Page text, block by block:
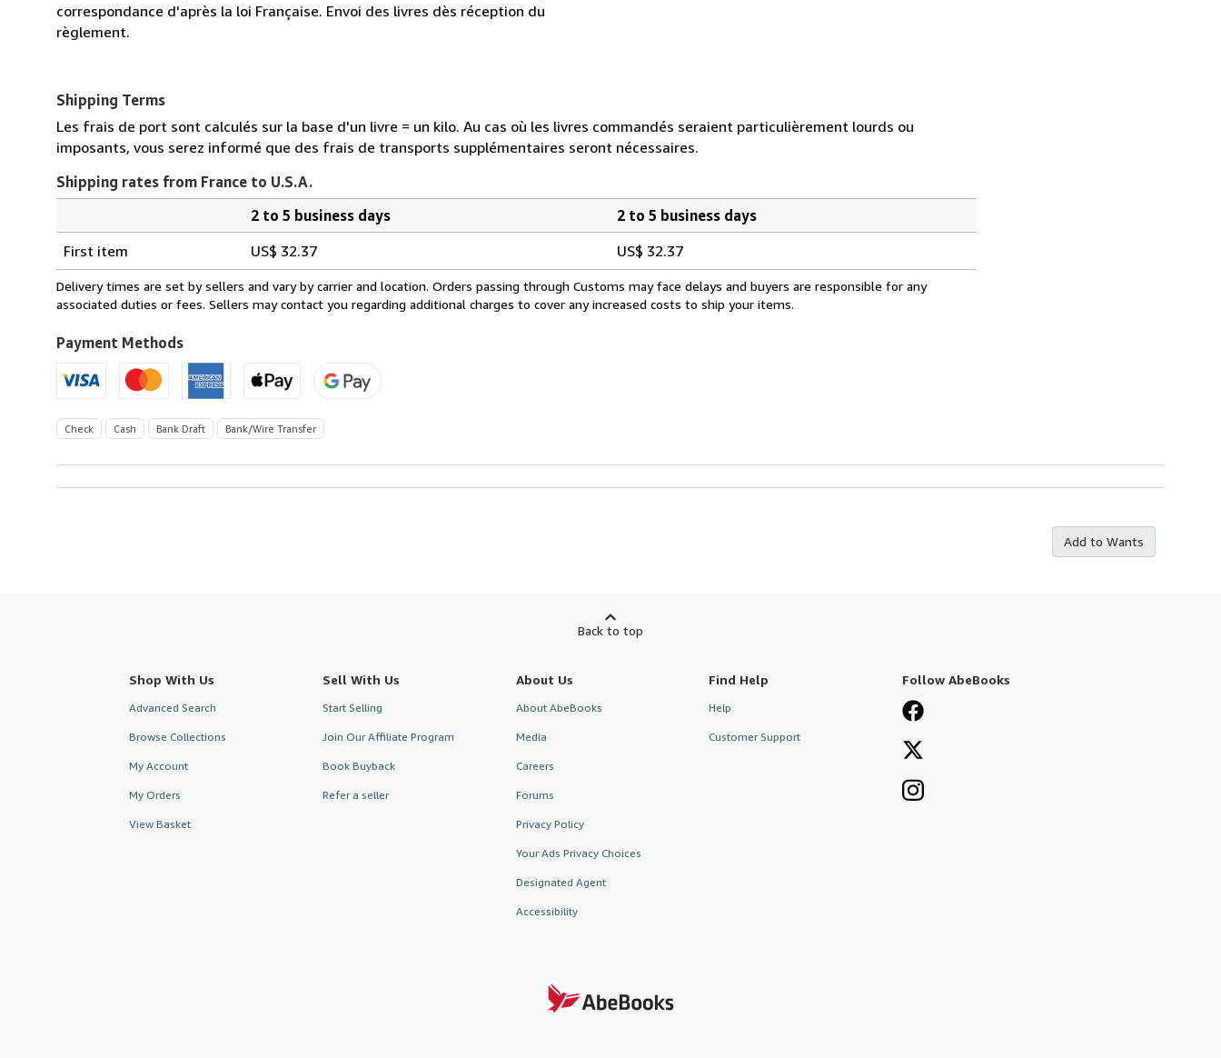
correspondance d'après la loi Française. Envoi des livres dès réception du
règlement.
Shipping Terms
Les frais de port sont calculés sur la base d'un livre = un kilo. Au cas où les livres commandés seraient particulièrement lourds ou
imposants, vous serez informé que des frais de transports supplémentaires seront nécessaires.
Shipping rates from France to U.S.A.
rates
from
France
U.S.A.
2 to 5 business days
2 to 5 business days
First item
US$ 32.37 US$ 32.37
Delivery times are set by sellers and vary by carrier and location. Orders passing through Customs may face delays and buyers are responsible for any
associated duties or fees. Sellers may contact you regarding additional charges to cover any increased costs to ship your items.
Payment Methods
Check Cash Bank Draft Bank/Wire Transfer
Add to Wants
Back to top
Shop With Us
Advanced Search
Browse Collections
My Account
My Orders
View Basket
Sell With Us
Start Selling
Join Our Affiliate Program
Book Buyback
Refer a seller
About Us
About AbeBooks
Media
Careers
Forums
Privacy Policy
Your Ads Privacy Choices
Designated Agent
Accessibility
Find Help
Help
Customer Support
Follow AbeBooks